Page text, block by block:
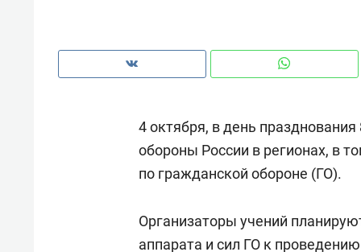
4 октября, в день
обороны России в регионах, в
по гражданской обороне (ГО).
Организаторы учений
аппарата и сил ГО к
создают оазис жилого
комфорта под Казанью
ID